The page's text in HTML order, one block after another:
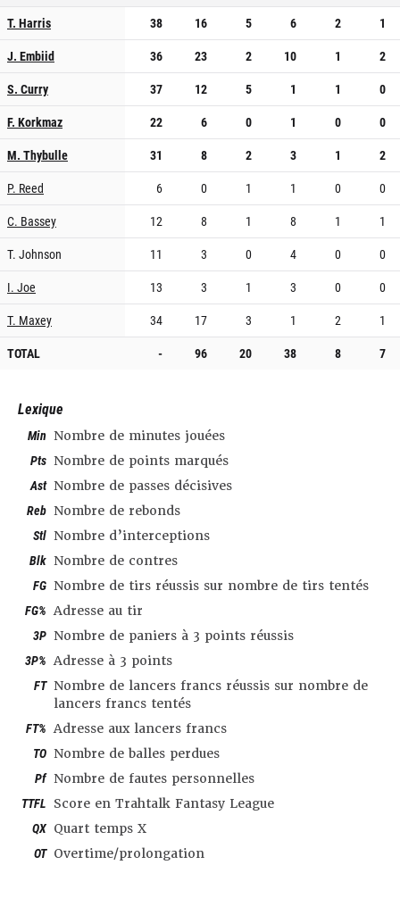
T. Harris 38 16 5 6 2
1
J. Embiid
36 23 2 10 1
2
S. Curry
37 12 5 1 1
0
F. Korkmaz
22 6 0 1 0
0
M. Thybulle
31 8 2 3 1
2
P. Reed
6 0 1 1 0
0
C. Bassey
12 8 1 8 1
1
T. Johnson
11 3 0 4 0
0
I. Joe
13 3 1 3 0
0
T. Maxey
34 17 3 1 2
1
TOTAL
- 96 20 38 8 7
Lexique
Min Nombre de minutes jouées
Pts Nombre de points marqués
Ast Nombre de passes décisives
Reb Nombre de rebonds
Stl Nombre d’interceptions
Blk Nombre de contres
FG Nombre de tirs réussis sur nombre de tirs tentés
FG% Adresse au tir
3P Nombre de paniers à 3 points réussis
3P% Adresse à 3 points
FT Nombre de lancers francs réussis sur nombre de
lancers francs tentés
FT% Adresse aux lancers francs
TO Nombre de balles perdues
Pf Nombre de fautes personnelles
TTFL Score en Trahtalk Fantasy League
QX Quart temps X
OT Overtime/prolongation